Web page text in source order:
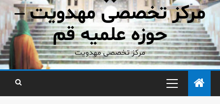
مرکز تخصصی مهدویت –
حوزه علمیه قم
مرکز تخصصی مهدویت